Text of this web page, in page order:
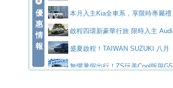
秒的實力
為JAGUAR TYPE 01
終於跟上進度，LEXUS發表首款三
排六座純電旗艦休旅 TZ
有錢也買不到的Golf R！福斯打造
全新Golf R 24h賽車將挑戰紐柏林24小時耐
久賽
SKODA公布全新小型純電跨界休旅
Epiq內裝設計，預計5月19日全球首發
福斯全新 ID. Polo 起跳價約台幣94
低入手價 $60,900 起 省油ｘ安全ｘ大空間
陪爸爸輕鬆
Toyota歐洲純電車銷量翻倍 2026
上半年成長113％
NISSAN X-TRAIL 上市首月銷量
躋身同級前3名Subaru推動燃油、油電與純電車混
線生產 以彈性製造應對市場變化
XFORCE攜手臺南祀典大天后宮 試
優
惠
情
報
入主即享尊榮豪華五星假期 多元優購方案
同步實施
本月入主Kia全車系，享限時專屬禮
遇 啟程四環新豪華行旅 限時入主 Audi
A6 旗艦陣容 低月付5,888元起及3 年乙式險
購置金
盛夏啟程！TAIWAN SUZUKI 八月
禮遇全面升級無懼暑假出行！ZS玩美Cool版與G5